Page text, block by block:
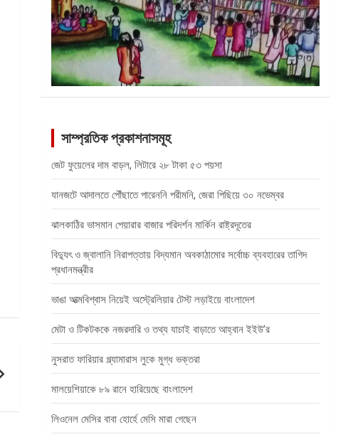
সাম্প্রতিক প্রকাশনাসমূহ
জেট ফুয়েলের দাম বাড়ল, লিটারে ২৮ টাকা ৫৩ পয়সা
যানজটে আদালতে পৌঁছাতে পারেননি পরীমনি, জেরা পিছিয়ে ৩০ নভেম্বর
ঝালকাঠির ভাসমান পেয়ারার বাজার পরিদর্শন মার্কিন রাষ্ট্রদূতের
বিদ্যুৎ ও জ্বালানি নিরাপত্তায় বিদ্যমান অবকাঠামোর সর্বোচ্চ ব্যবহারের তাগিদ
প্রধানমন্ত্রীর
ভাঙা আত্মবিশ্বাস নিয়েই অস্ট্রেলিয়ার টেস্ট লড়াইয়ে বাংলাদেশ
মেটা ও টিকটককে নজরদারি ও তথ্য যাচাই বাড়াতে আহ্বান ইইউ’র
নুসরাত ফারিয়ার গ্ল্যামারাস লুকে মুগ্ধ ভক্তরা
মালয়েশিয়াকে ৮৯ রানে হারিয়েছে বাংলাদেশ
লিওনেল মেসির বাবা হোর্হে মেসি মারা গেছেন